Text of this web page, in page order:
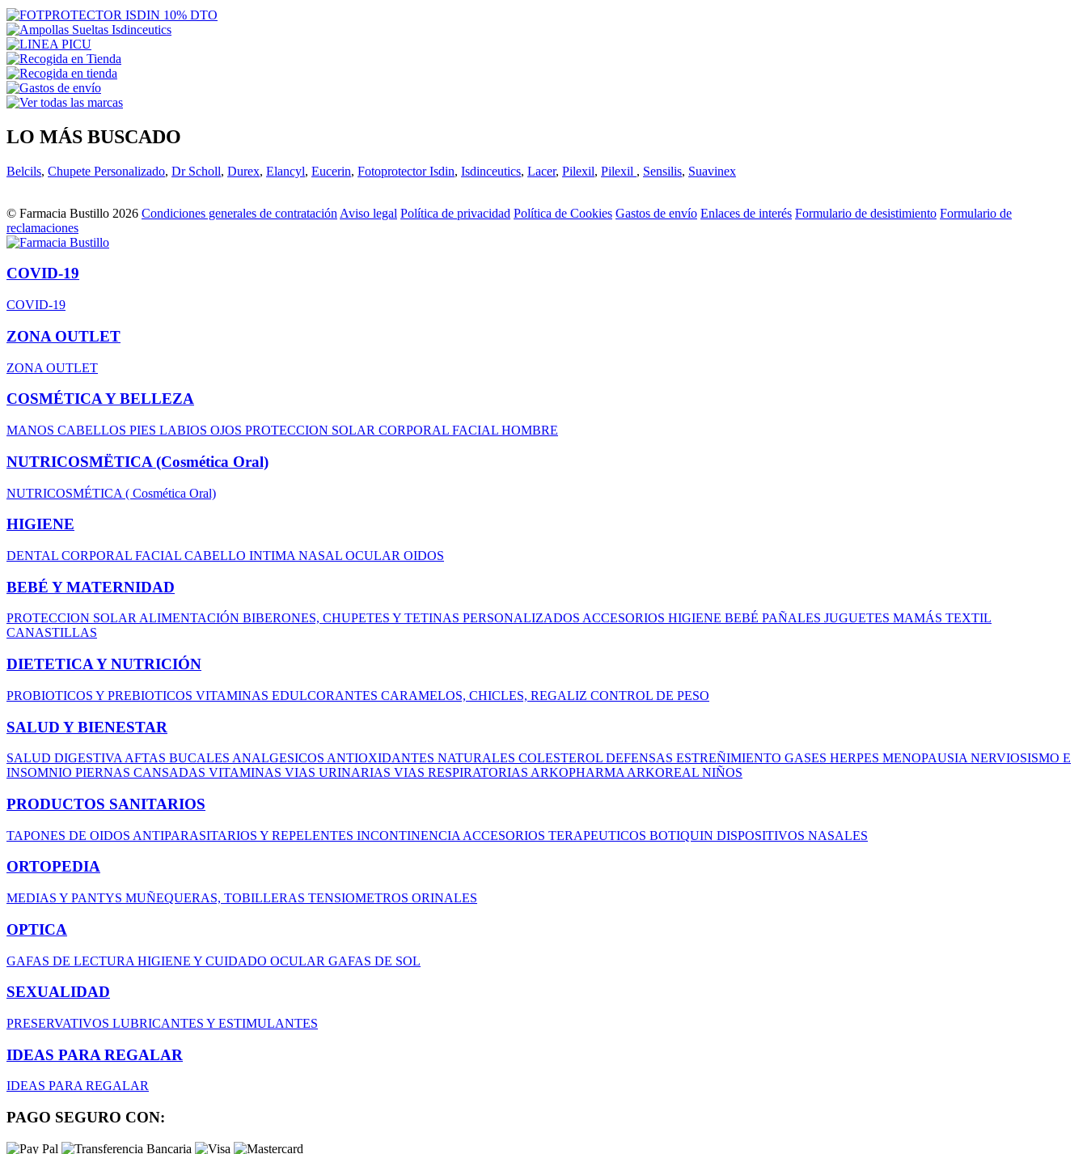
LO MÁS BUSCADO
Belcils, Chupete Personalizado, Dr Scholl, Durex, Elancyl, Eucerin, Fotoprotector Isdin, Isdinceutics, Lacer, Pilexil, Pilexil , Sensilis, Suavinex
© Farmacia Bustillo 2026 Condiciones generales de contratación Aviso legal Política de privacidad Política de Cookies Gastos de envío Enlaces de interés Formulario de desistimiento Formulario de
reclamaciones
COVID-19
COVID-19
ZONA OUTLET
ZONA OUTLET
COSMÉTICA Y BELLEZA
MANOS CABELLOS PIES LABIOS OJOS PROTECCION SOLAR CORPORAL FACIAL HOMBRE
NUTRICOSMËTICA (Cosmética Oral)
NUTRICOSMÉTICA ( Cosmética Oral)
HIGIENE
DENTAL CORPORAL FACIAL CABELLO INTIMA NASAL OCULAR OIDOS
BEBÉ Y MATERNIDAD
PROTECCION SOLAR ALIMENTACIÓN BIBERONES, CHUPETES Y TETINAS PERSONALIZADOS ACCESORIOS HIGIENE BEBÉ PAÑALES JUGUETES MAMÁS TEXTIL
CANASTILLAS
DIETETICA Y NUTRICIÓN
PROBIOTICOS Y PREBIOTICOS VITAMINAS EDULCORANTES CARAMELOS, CHICLES, REGALIZ CONTROL DE PESO
SALUD Y BIENESTAR
SALUD DIGESTIVA AFTAS BUCALES ANALGESICOS ANTIOXIDANTES NATURALES COLESTEROL DEFENSAS ESTREÑIMIENTO GASES HERPES MENOPAUSIA NERVIOSISMO E
INSOMNIO PIERNAS CANSADAS VITAMINAS VIAS URINARIAS VIAS RESPIRATORIAS ARKOPHARMA ARKOREAL NIÑOS
PRODUCTOS SANITARIOS
TAPONES DE OIDOS ANTIPARASITARIOS Y REPELENTES INCONTINENCIA ACCESORIOS TERAPEUTICOS BOTIQUIN DISPOSITIVOS NASALES
ORTOPEDIA
MEDIAS Y PANTYS MUÑEQUERAS, TOBILLERAS TENSIOMETROS ORINALES
OPTICA
GAFAS DE LECTURA HIGIENE Y CUIDADO OCULAR GAFAS DE SOL
SEXUALIDAD
PRESERVATIVOS LUBRICANTES Y ESTIMULANTES
IDEAS PARA REGALAR
IDEAS PARA REGALAR
PAGO SEGURO CON: